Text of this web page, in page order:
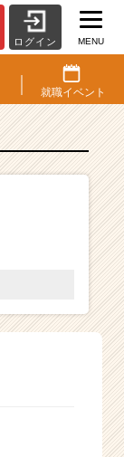
ログイン MENU
就職イベント